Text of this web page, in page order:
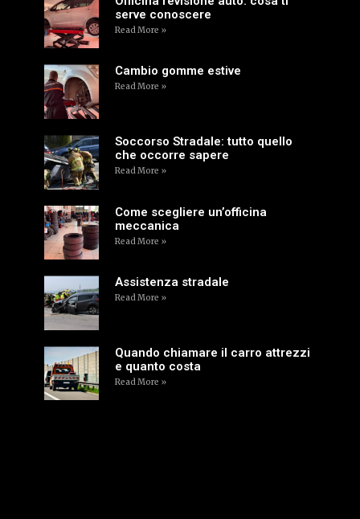
serve conoscere
Read More »
Cambio gomme estive
Read More »
Soccorso Stradale: tutto quello
che occorre sapere
Read More »
Come scegliere un’officina
meccanica
Read More »
Assistenza stradale
Read More »
Quando chiamare il carro attrezzi
e quanto costa
Read More »